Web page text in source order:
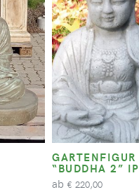
GARTENFIGUR
“BUDDHA 2” IP
ab € 220,00